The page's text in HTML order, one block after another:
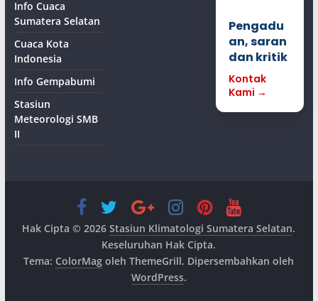
Info Cuaca
Sumatera Selatan
Cuaca Kota
Indonesia
Info Gempabumi
Stasiun
Meteorologi SMB
II
Pengadu
an, saran
dan kritik
Kontak
Kami →
Hak Cipta © 2026Stasiun Klimatologi Sumatera Selatan.
Keseluruhan Hak Cipta.
Tema: ColorMag oleh ThemeGrill. Dipersembahkan oleh
WordPress.